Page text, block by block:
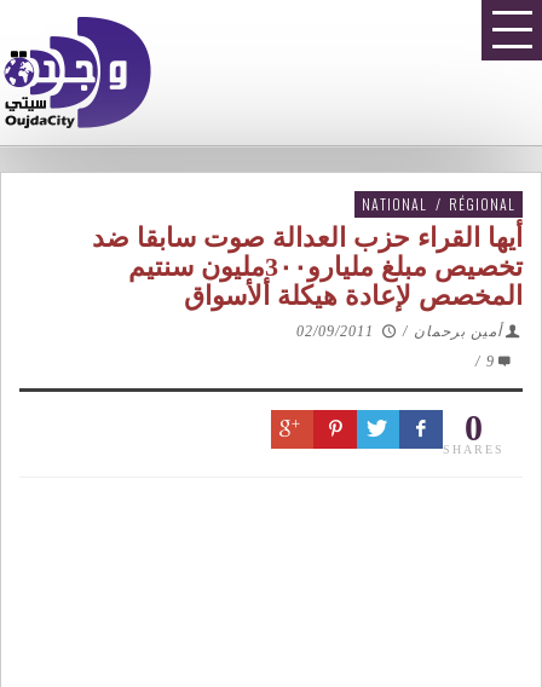
NATIONAL / RÉGIONAL
أيها القراء حزب العدالة صوت سابقا ضد
تخصيص مبلغ مليارو3٠٠مليون سنتيم
المخصص لإعادة هيكلة ألأسواق
أمين برحمان /
02/09/2011
9
/
0
SHARES